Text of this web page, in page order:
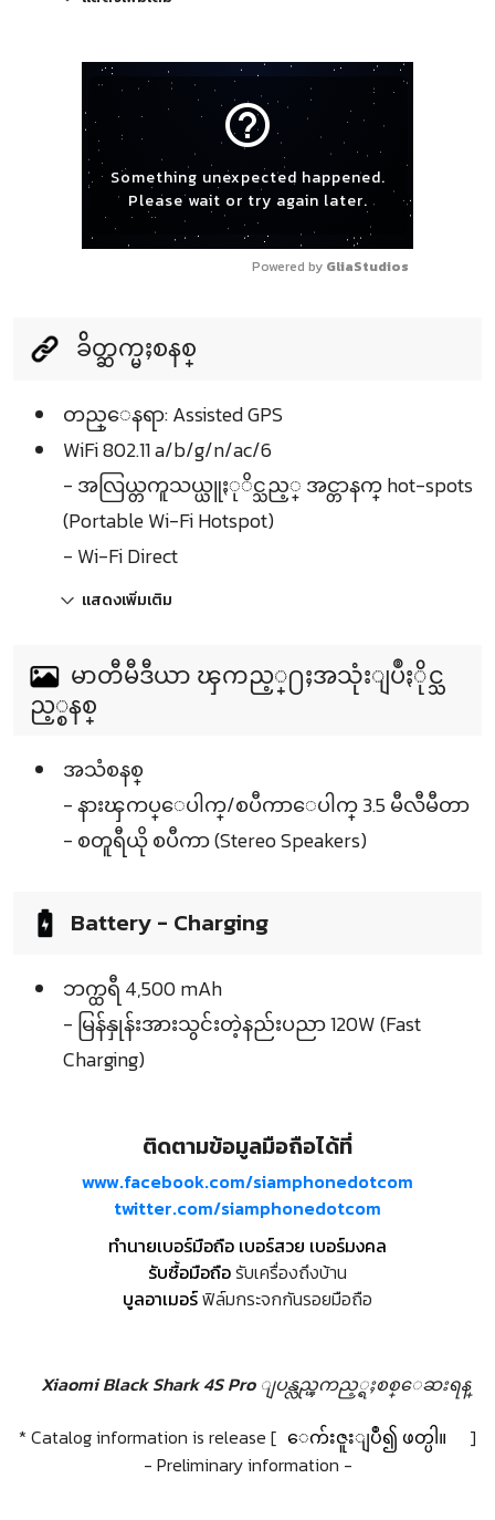
help_outline
Something unexpected happened.
Please wait or try again later.
Powered by GliaStudios
ခ်ိတ္ဆက္မႈစနစ္
တည္ေနရာ: Assisted GPS
WiFi 802.11 a/b/g/n/ac/6
- အလြယ္တကူသယ္ယူႏုိင္သည့္ အင္တာနက္ hot-spots
(Portable Wi-Fi Hotspot)
- Wi-Fi Direct
แสดงเพิ่มเติม
မာတီမီဒီယာ ၾကည့္႐ႈအသုံးျပဳႏိုင္သ
ည့္စနစ္
အသံစနစ္
- နားၾကပ္ေပါက္/စပီကာေပါက္ 3.5 မီလီမီတာ
- စတူရီယို စပီကာ (Stereo Speakers)
Battery - Charging
ဘက္ထရီ 4,500 mAh
- မြန်နှုန်းအားသွင်းတဲ့နည်းပညာ 120W (Fast
Charging)
ติดตามข้อมูลมือถือได้ที่
www.facebook.com/siamphonedotcom
twitter.com/siamphonedotcom
ทำนายเบอร์มือถือ เบอร์สวย เบอร์มงคล
รับซื้อมือถือรับเครื่องถึงบ้าน
บูลอาเมอร์ฟิล์มกระจกกันรอยมือถือ
Xiaomi Black Shark 4S Pro ျပန္လည္ၾကည့္ရႈစစ္ေဆးရန္
* Catalog information is release [ ေက်းဇူးျပဳ၍ ဖတ္ပါ။
]
- Preliminary information -